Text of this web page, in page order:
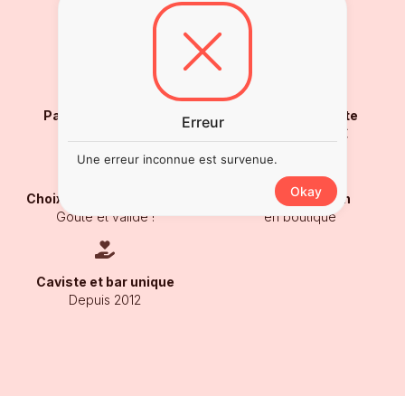
Paiement sécurisé
Livraison gratuite
À partir de 250€
Choix des connaisseurs
Goûté et validé !
Notre sélection
en boutique
Caviste et bar unique
Depuis 2012
Erreur
Une erreur inconnue est survenue.
Okay